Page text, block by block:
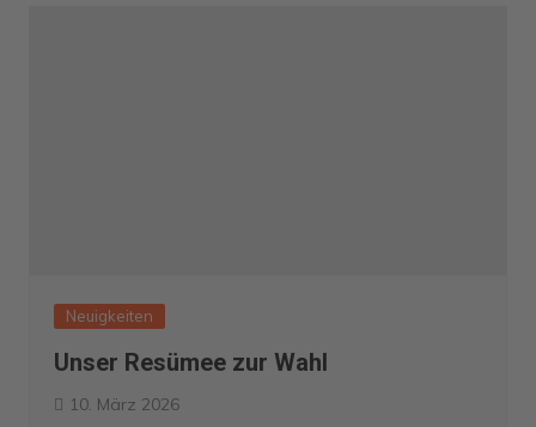
Neuigkeiten
Unser Resümee zur Wahl
10. März 2026